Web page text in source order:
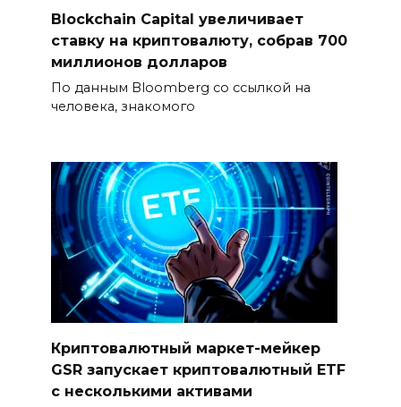
Blockchain Capital увеличивает
ставку на криптовалюту, собрав 700
миллионов долларов
По данным Bloomberg со ссылкой на
человека, знакомого
Криптовалютный маркет-мейкер
GSR запускает криптовалютный ETF
с несколькими активами